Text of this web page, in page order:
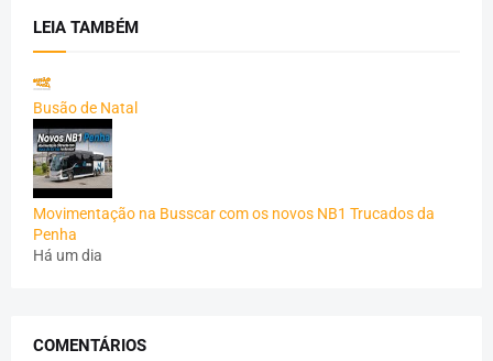
LEIA TAMBÉM
Busão de Natal
Movimentação na Busscar com os novos NB1 Trucados da
Penha
Há um dia
COMENTÁRIOS